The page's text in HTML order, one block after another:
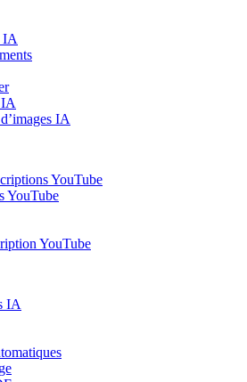
IA
IA
YouTube
YouTube
YouTube
IA